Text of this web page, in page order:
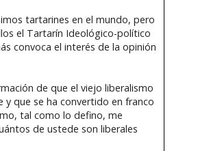
tartarines en el mundo, pero
el Tartarín Ideológico-político
convoca el interés de la opinión
de que el viejo liberalismo
y que se ha convertido en franco
tal como lo defino, me
de ustede son liberales